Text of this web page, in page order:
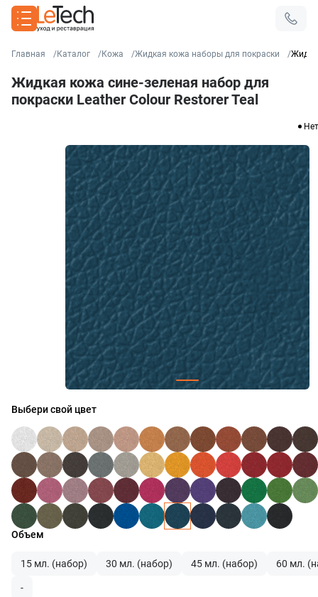
Главная Каталог Кожа Жидкая кожа наборы для покраски
Жидкая кожа сине-зеленая набор для
покраски Leather Colour Restorer Teal
Выбери свой цвет
Объем
15 мл. (набор) 30 мл. (набор) 45 мл. (набор) 60 мл.
-